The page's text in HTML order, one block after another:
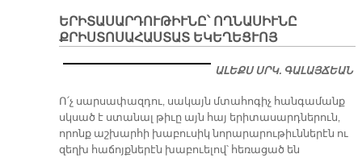
ԵՐԻՏԱՍԱՐԴՈՒԹԻՒՆԸ՝ ՈՂՆԱՍԻՒՆԸ
ՔՐԻՍՏՈՍԱՀԱՍՏԱՏ ԵԿԵՂԵՑՒՈՅ
ԱԼԵՔՍ ՍՐԿ. ԳԱԼԱՅՃԵԱՆ
Ո՛չ սարսափազդու, սակայն մտահոգիչ հանգամանք
սկսած է ստանալ թիւը այն հայ երիտասարդներուն,
որոնք աշխարհի խաբուսիկ նորարարութիւններէն ու
զեղխ հաճոյքներէն խաբուելով՝ հեռացած են